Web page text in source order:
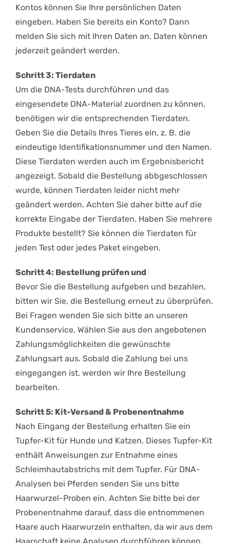
Kontos können Sie Ihre persönlichen Daten
eingeben. Haben Sie bereits ein Konto? Dann
melden Sie sich mit Ihren Daten an. Daten können
jederzeit geändert werden.
Schritt 3: Tierdaten
Um die DNA-Tests durchführen und das
eingesendete DNA-Material zuordnen zu können,
benötigen wir die entsprechenden Tierdaten.
Geben Sie die Details Ihres Tieres ein, z. B. die
eindeutige Identifikationsnummer und den Namen.
Diese Tierdaten werden auch im Ergebnisbericht
angezeigt. Sobald die Bestellung abbgeschlossen
wurde, können Tierdaten leider nicht mehr
geändert werden. Achten Sie daher bitte auf die
korrekte Eingabe der Tierdaten. Haben Sie mehrere
Produkte bestellt? Sie können die Tierdaten für
jeden Test oder jedes Paket eingeben.
Schritt 4: Bestellung prüfen und
Bevor Sie die Bestellung aufgeben und bezahlen,
bitten wir Sie, die Bestellung erneut zu überprüfen.
Bei Fragen wenden Sie sich bitte an unseren
Kundenservice. Wählen Sie aus den angebotenen
Zahlungsmöglichkeiten die gewünschte
Zahlungsart aus. Sobald die Zahlung bei uns
eingegangen ist, werden wir Ihre Bestellung
bearbeiten.
Schritt 5: Kit-Versand & Probenentnahme
Nach Eingang der Bestellung erhalten Sie ein
Tupfer-Kit für Hunde und Katzen. Dieses Tupfer-Kit
enthält Anweisungen zur Entnahme eines
Schleimhautabstrichs mit dem Tupfer. Für DNA-
Analysen bei Pferden senden Sie uns bitte
Haarwurzel-Proben ein. Achten Sie bitte bei der
Probenentnahme darauf, dass die entnommenen
Haare auch Haarwurzeln enthalten, da wir aus dem